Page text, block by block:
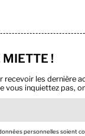
MIETTE !
les dernière
vous inquiettez pas,
personnelles soient